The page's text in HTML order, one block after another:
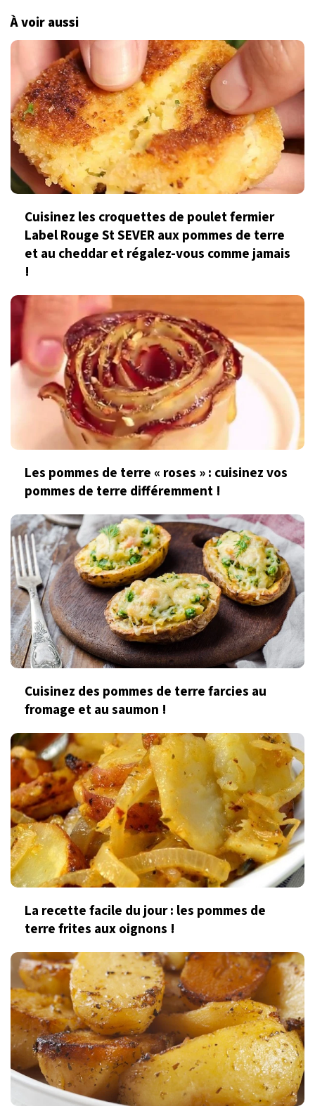
À voir aussi
Cuisinez les croquettes de poulet fermier
Label Rouge St SEVER aux pommes de terre
et au cheddar et régalez-vous comme jamais
!
Les pommes de terre « roses » : cuisinez vos
pommes de terre différemment !
Cuisinez des pommes de terre farcies au
fromage et au saumon !
La recette facile du jour : les pommes de
terre frites aux oignons !